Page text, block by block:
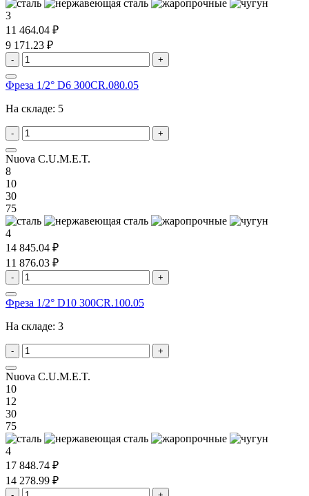
3
11 464.04 ₽
9 171.23 ₽
- +
Фреза 1/2° D6 300CR.080.05
На складе: 5
- +
Nuova C.U.M.E.T.
8
10
30
75
4
14 845.04 ₽
11 876.03 ₽
- +
Фреза 1/2° D10 300CR.100.05
На складе: 3
- +
Nuova C.U.M.E.T.
10
12
30
75
4
17 848.74 ₽
14 278.99 ₽